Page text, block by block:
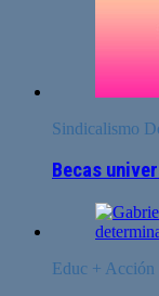
Sindicalismo
Becas
Educ + Acción